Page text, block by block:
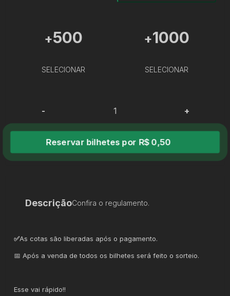
+500
SELECIONAR
+1000
SELECIONAR
- +
Reservar bilhetes por R$ 0,50
DescriçãoConfira o regulamento.
✅As cotas são liberadas após o pagamento.
📅 Após a venda de todos os bilhetes será feito o sorteio.
Esse vai rápido!!